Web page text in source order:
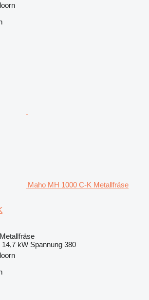
Maho MH 1000 C-K Metallfräse
14,7 kW Spannung 380